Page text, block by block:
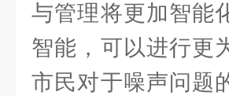
与管理将更加智能
智能，可以进行更
市民对于噪声问题